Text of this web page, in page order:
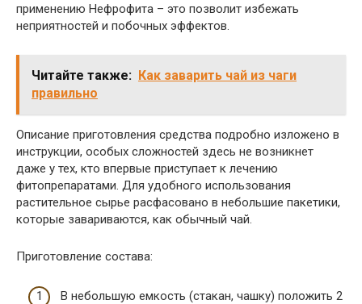
применению Нефрофита – это позволит избежать
неприятностей и побочных эффектов.
Читайте также: Как заварить чай из чаги
правильно
Описание приготовления средства подробно изложено в
инструкции, особых сложностей здесь не возникнет
даже у тех, кто впервые приступает к лечению
фитопрепаратами. Для удобного использования
растительное сырье расфасовано в небольшие пакетики,
которые завариваются, как обычный чай.
Приготовление состава:
В небольшую емкость (стакан, чашку) положить 2